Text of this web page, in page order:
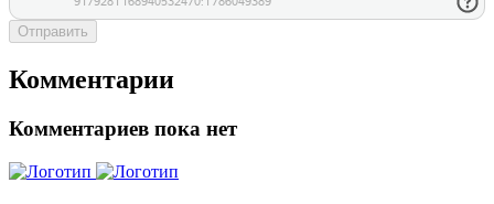
Отправить
Комментарии
Комментариев пока нет